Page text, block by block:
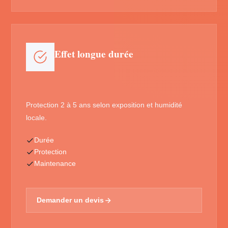
Effet longue durée
Protection 2 à 5 ans selon exposition et humidité
locale.
Durée
Protection
Maintenance
Demander un devis